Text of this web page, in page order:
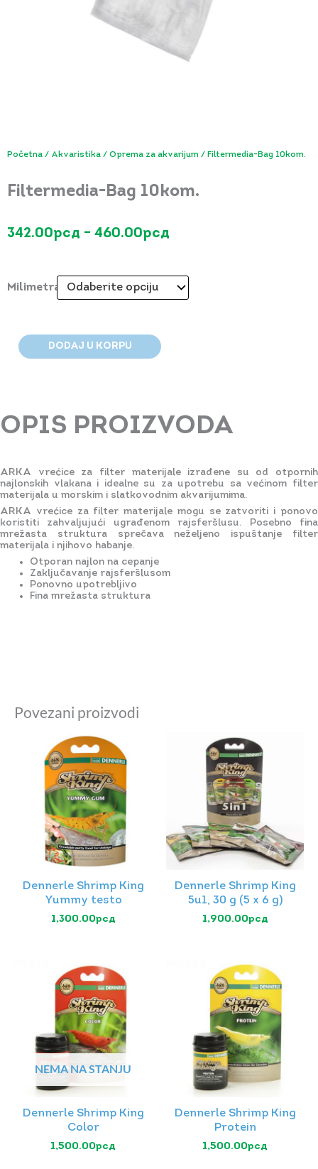
Početna / Akvaristika / Oprema za akvarijum / Filtermedia-Bag 10kom.
Filtermedia-Bag 10kom.
342.00рсд – 460.00рсд
342.00рсд
Milimetraža
Bag
DODAJ U KORPU
OPIS PROIZVODA
ARKA vrećice za filter materijale izrađene su od otpornih
najlonskih vlakana i idealne su za upotrebu sa većinom filter
materijala u morskim i slatkovodnim akvarijumima.
ARKA vrećice za filter materijale mogu se zatvoriti i ponovo
koristiti zahvaljujući ugrađenom rajsferšlusu. Posebno fina
mrežasta struktura sprečava neželjeno ispuštanje filter
materijala i njihovo habanje.
Otporan najlon na cepanje
Zaključavanje rajsferšlusom
Ponovno upotrebljivo
Fina mrežasta struktura
Povezani proizvodi
Dennerle Shrimp King
Yummy testo
1,300.00рсд
Dennerle Shrimp King
5u1, 30 g (5 x 6 g)
1,900.00рсд
NEMA NA STANJU
Dennerle Shrimp King
Color
1,500.00рсд
Dennerle Shrimp King
Protein
1,500.00рсд